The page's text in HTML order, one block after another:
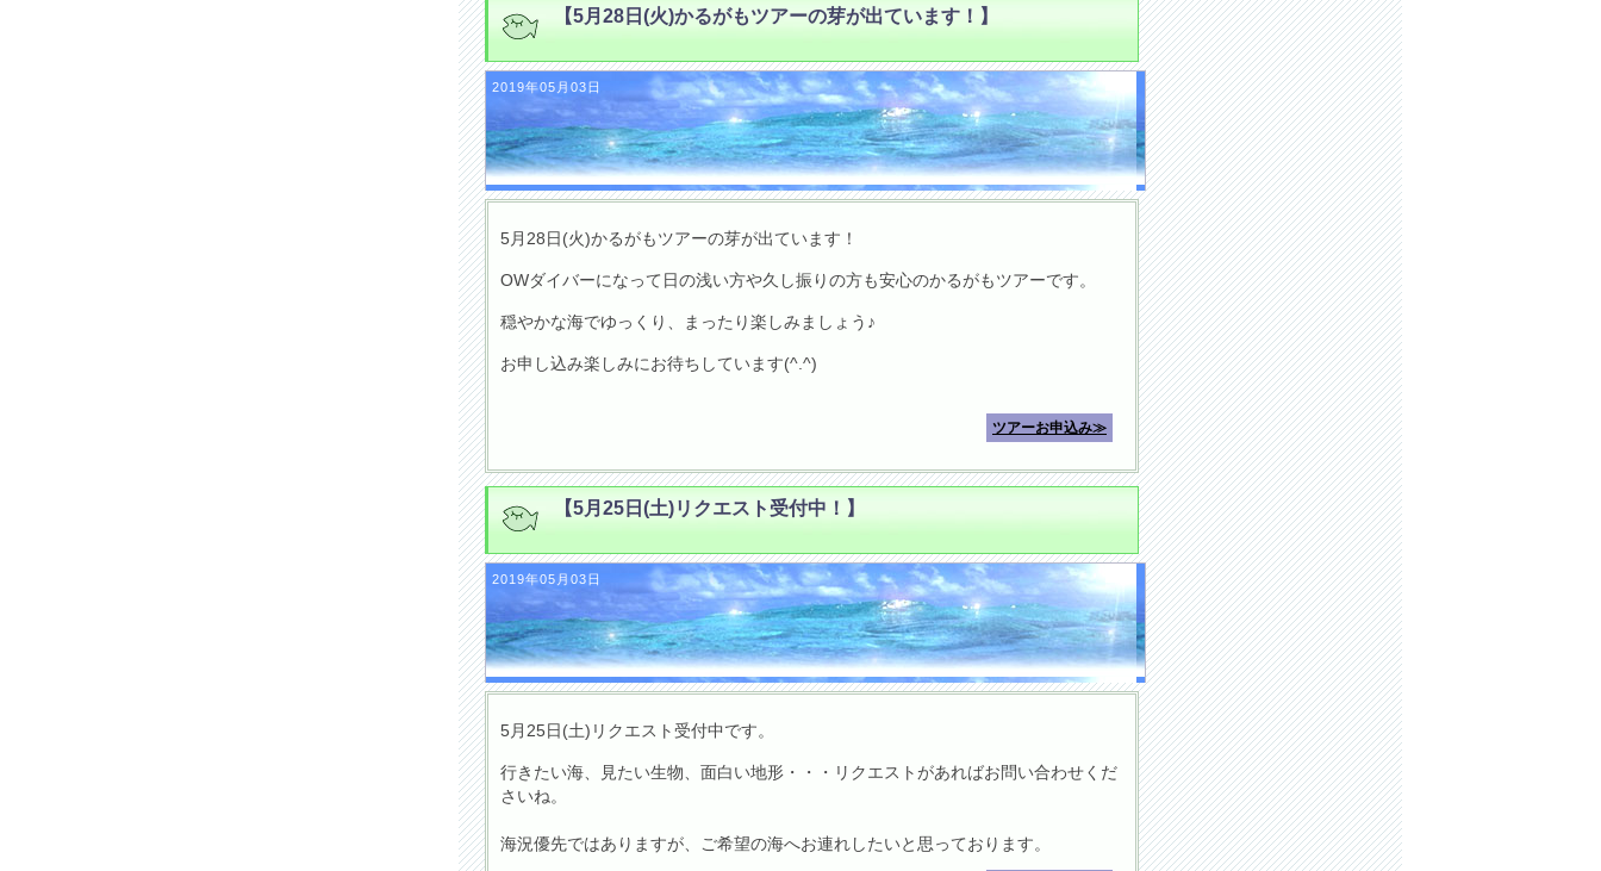
【5月28日(火)かるがもツアーの芽が出ています！】
2019年05月03日
5月28日(火)かるがもツアーの芽が出ています！
OWダイバーになって日の浅い方や久し振りの方も安心のかるがもツアーです。
穏やかな海でゆっくり、まったり楽しみましょう♪
お申し込み楽しみにお待ちしています(^.^)
ツアーお申込み≫
【5月25日(土)リクエスト受付中！】
2019年05月03日
5月25日(土)リクエスト受付中です。
行きたい海、見たい生物、面白い地形・・・リクエストがあればお問い合わせくだ
さいね。
海況優先ではありますが、ご希望の海へお連れしたいと思っております。